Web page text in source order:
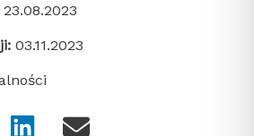
23.08.2023
03.11.2023